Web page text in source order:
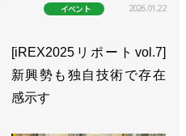
イベント 2026.01.22
[iREX2025リポートvol.7]
新興勢も独自技術で存在
感示す